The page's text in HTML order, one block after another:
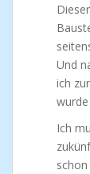
Und
ich
Ich